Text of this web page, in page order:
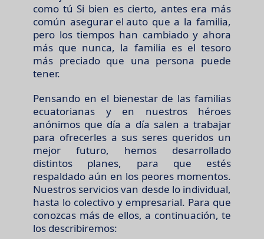
como tú Si bien es cierto, antes era más
común asegurar el autoque a la familia,
pero los tiempos han cambiado y ahora
más que nunca, la familia es el tesoro
más preciado que una persona puede
tener.
Pensando en el bienestar de las familias
ecuatorianas y en nuestros héroes
anónimos que día a día salen a trabajar
para ofrecerles a sus seres queridos un
mejor futuro, hemos desarrollado
distintos planes, para que estés
respaldado aún en los peores momentos.
Nuestros servicios van desde lo individual,
hasta lo colectivo y empresarial. Para que
conozcas más de ellos, a continuación, te
los describiremos: